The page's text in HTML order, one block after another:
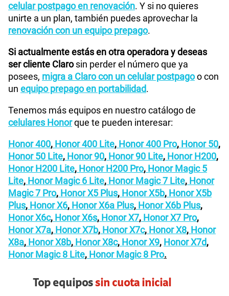
celular postpago en renovación. Y si no quieres
unirte a un plan, también puedes aprovechar la
renovación con un equipo prepago.
Si actualmente estás en otra operadora y deseas
ser cliente Clarosin perder el número que ya
posees, migra a Claro con un celular postpagoo con
un equipo prepago en portabilidad.
Tenemos más equipos en nuestro catálogo de
celulares Honorque te pueden interesar:
Honor 400, Honor 400 Lite, Honor 400 Pro, Honor 50,
Honor 50 Lite, Honor 90, Honor 90 Lite, Honor H200,
Honor H200 Lite, Honor H200 Pro, Honor Magic 5
Lite, Honor Magic 6 Lite, Honor Magic 7 Lite, Honor
Magic 7 Pro, Honor X5 Plus, Honor X5b, Honor X5b
Plus, Honor X6, Honor X6a Plus, Honor X6b Plus,
Honor X6c, Honor X6s, Honor X7, Honor X7 Pro,
Honor X7a, Honor X7b, Honor X7c, Honor X8, Honor
X8a, Honor X8b, Honor X8c, Honor X9, Honor X7d,
Honor Magic 8 Lite, Honor Magic 8 Pro.
Top equipossin cuota inicial